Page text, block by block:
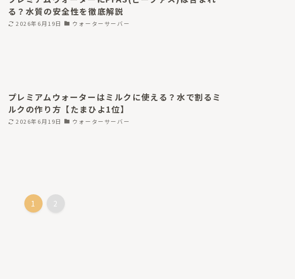
る？水質の安全性を徹底解説
2026年6月19日 ウォーターサーバー
プレミアムウォーターはミルクに使える？水で割るミ
ルクの作り方【たまひよ1位】
2026年6月19日 ウォーターサーバー
1 2